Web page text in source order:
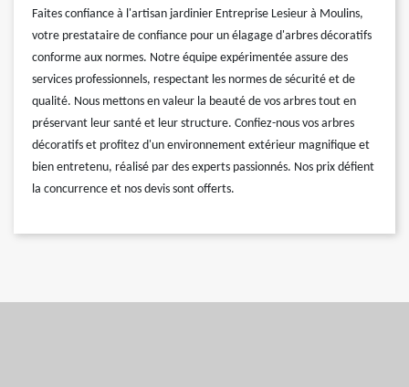
Faites confiance à l'artisan jardinier Entreprise Lesieur à Moulins,
votre prestataire de confiance pour un élagage d'arbres décoratifs
conforme aux normes. Notre équipe expérimentée assure des
services professionnels, respectant les normes de sécurité et de
qualité. Nous mettons en valeur la beauté de vos arbres tout en
préservant leur santé et leur structure. Confiez-nous vos arbres
décoratifs et profitez d'un environnement extérieur magnifique et
bien entretenu, réalisé par des experts passionnés. Nos prix défient
la concurrence et nos devis sont offerts.